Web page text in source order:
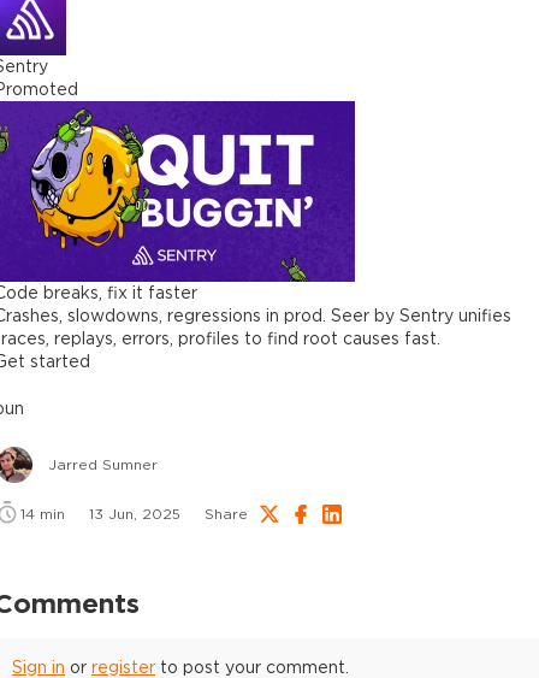
breaks, fix it faster
slowdowns, regressions in prod. Seer by Sentry unifies
replays, errors, profiles to find root causes fast.
started
Jarred Sumner
14 min 13 Jun, 2025 Share
Sign in or register to post your comment.